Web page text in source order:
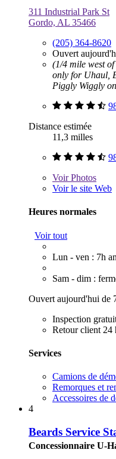
311 Industrial Park St
Gordo, AL 35466
(205) 364-8620
Ouvert
(1/4 mile west
only for Uhaul,
Piggly Wiggly
Distance estimée
11,3 milles
VoirPhotos
Voir le site Web
Heures normales
Voir tout
Lun - ven : 7h
Sam - dim :
Ouvert aujourd'hui de
Inspection
Retour client 24
Services
Camions de
Remorques et
Accessoires de
4
Beards Service
Concessionnaire U-